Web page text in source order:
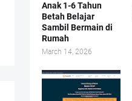
Anak 1-6 Tahun
Betah Belajar
Sambil Bermain di
Rumah
March 14, 2026